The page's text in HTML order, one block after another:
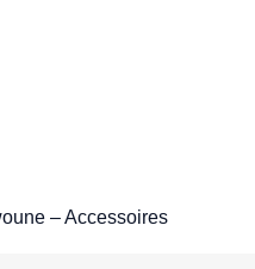
– Accessoires